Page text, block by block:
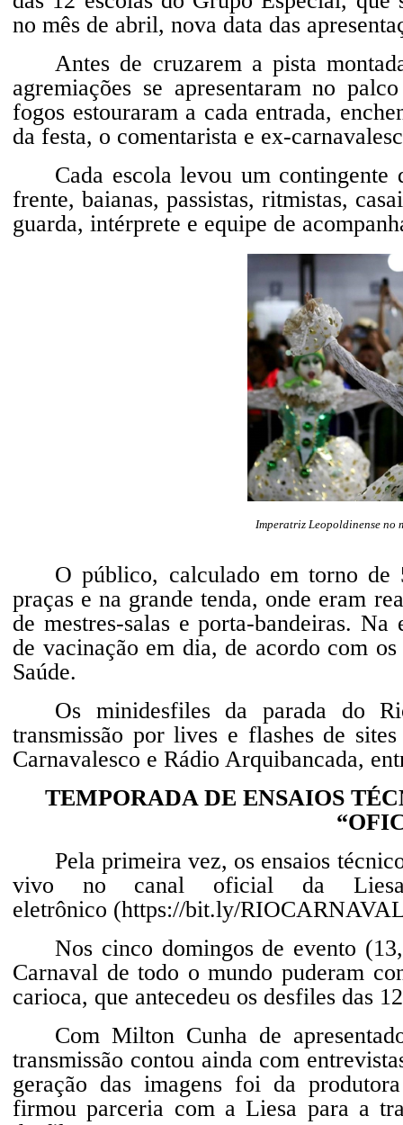
no mês de abril, nova data das
Antes de cruzarem a pista
agremiações se apresentaram no
fogos estouraram a cada entrada,
da festa, o comentarista e ex-
Cada escola levou um contingente
frente, baianas, passistas, ritmistas,
guarda, intérprete e equipe de
Imperatriz Leopoldinense no
O público, calculado em torno de
praças e na grande tenda, onde eram
de mestres-salas e porta-bandeiras.
de vacinação em dia, de acordo com
Saúde.
Os minidesfiles da parada do
transmissão por lives e flashes de
Carnavalesco e Rádio Arquibancada,
TEMPORADA DE ENSAIOS
Pela primeira vez, os ensaios
vivo no canal oficial da Liesa/
eletrônico (https://bit.ly/
Nos cinco domingos de evento
Carnaval de todo o mundo puderam
carioca, que antecedeu os desfiles das
Com Milton Cunha de
transmissão contou ainda com
geração das imagens foi da
firmou parceria com a Liesa para a